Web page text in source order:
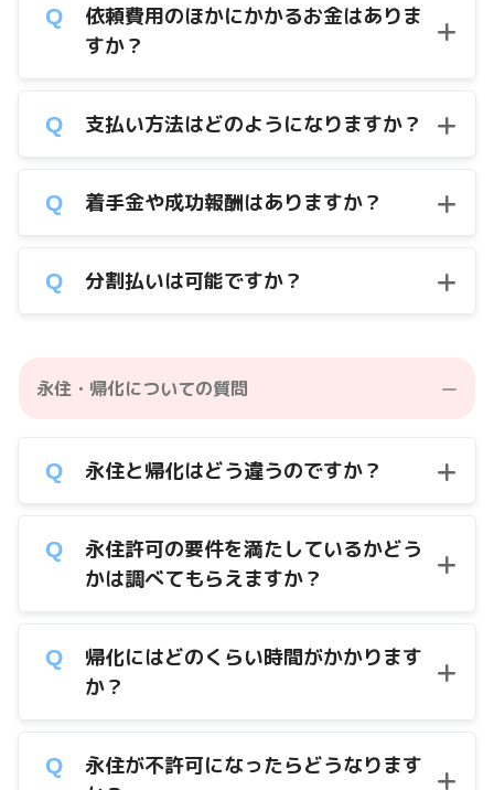
依頼費用のほかにかかるお金はありま
すか？
支払い方法はどのようになりますか？
着手金や成功報酬はありますか？
分割払いは可能ですか？
永住・帰化についての質問
永住と帰化はどう違うのですか？
永住許可の要件を満たしているかどう
かは調べてもらえますか？
帰化にはどのくらい時間がかかります
か？
永住が不許可になったらどうなります